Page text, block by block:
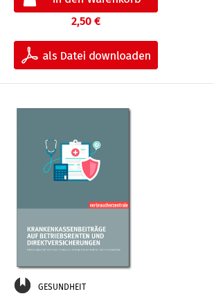
2,50 €
GESUNDHEIT